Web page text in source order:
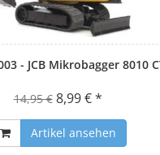
- JCB Mikrobagger 8010
14,95 € 8,99 € *
Artikel ansehen